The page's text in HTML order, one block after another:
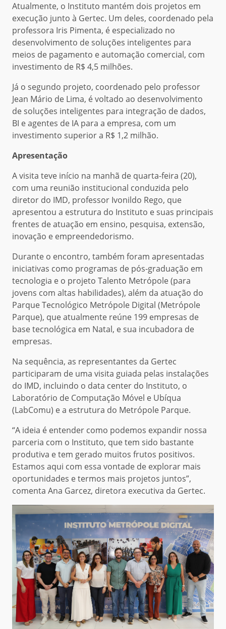
Atualmente, o Instituto mantém dois projetos em
execução junto à Gertec. Um deles, coordenado pela
professora Iris Pimenta, é especializado no
desenvolvimento de soluções inteligentes para
meios de pagamento e automação comercial, com
investimento de R$ 4,5 milhões.
Já o segundo projeto, coordenado pelo professor
Jean Mário de Lima, é voltado ao desenvolvimento
de soluções inteligentes para integração de dados,
BI e agentes de IA para a empresa, com um
investimento superior a R$ 1,2 milhão.
Apresentação
A visita teve início na manhã de quarta-feira (20),
com uma reunião institucional conduzida pelo
diretor do IMD, professor Ivonildo Rego, que
apresentou a estrutura do Instituto e suas principais
frentes de atuação em ensino, pesquisa, extensão,
inovação e empreendedorismo.
Durante o encontro, também foram apresentadas
iniciativas como programas de pós-graduação em
tecnologia e o projeto Talento Metrópole (para
jovens com altas habilidades), além da atuação do
Parque Tecnológico Metrópole Digital (Metrópole
Parque), que atualmente reúne 199 empresas de
base tecnológica em Natal, e sua incubadora de
empresas.
Na sequência, as representantes da Gertec
participaram de uma visita guiada pelas instalações
do IMD, incluindo o data center do Instituto, o
Laboratório de Computação Móvel e Ubíqua
(LabComu) e a estrutura do Metrópole Parque.
“A ideia é entender como podemos expandir nossa
parceria com o Instituto, que tem sido bastante
produtiva e tem gerado muitos frutos positivos.
Estamos aqui com essa vontade de explorar mais
oportunidades e termos mais projetos juntos”,
comenta Ana Garcez, diretora executiva da Gertec.